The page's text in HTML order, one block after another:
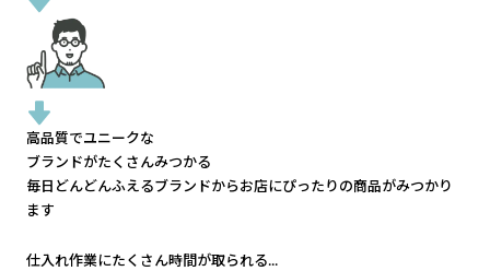
高品質でユニークな
ブランドがたくさんみつかる
毎日どんどんふえるブランドからお店にぴったりの商品がみつかり
ます
仕入れ作業にたくさん時間が取られる...